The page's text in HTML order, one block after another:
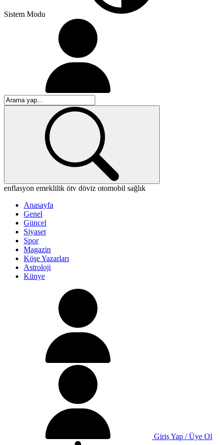
Sistem Modu
enflasyon emeklilik ötv döviz otomobil sağlık
Anasayfa
Genel
Güncel
Siyaset
Spor
Magazin
Köşe Yazarları
Astroloji
Künye
Giriş Yap / Üye Ol